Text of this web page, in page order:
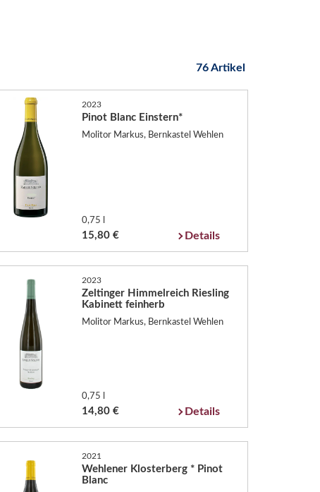
76 Artikel
2023
Pinot Blanc Einstern*
Molitor Markus, Bernkastel Wehlen
0,75 l
15,80 € Details
2023
Zeltinger Himmelreich Riesling
Kabinett feinherb
Molitor Markus, Bernkastel Wehlen
0,75 l
14,80 € Details
2021
Wehlener Klosterberg * Pinot
Blanc